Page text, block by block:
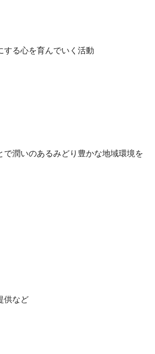
する心を育んでいく活動
潤いのあるみどり豊かな地域環境を
供など